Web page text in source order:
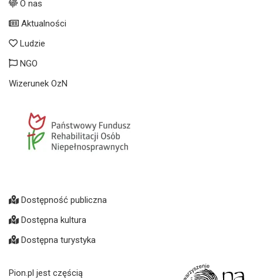
O nas
Aktualności
Ludzie
NGO
Wizerunek OzN
Dostępność publiczna
Dostępna kultura
Dostępna turystyka
Pion.pl jest częścią